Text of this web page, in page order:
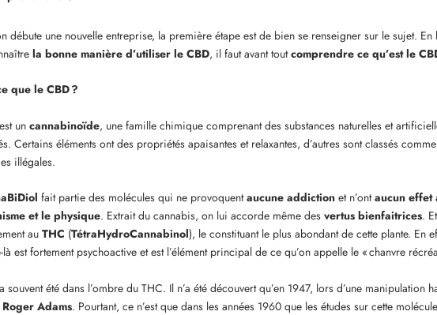
débute une nouvelle entreprise, la première étape est de bien se renseigner sur le sujet. En
la bonne manière d’utiliser le CBD, il faut avant toutcomprendre ce qu’est le
que le CBD ?
un cannabinoïde, une famille chimique comprenant des substances naturelles et
Certains éléments ont des propriétés apaisantes et relaxantes, d’autres sont classés
illégales.
fait partie des molécules qui ne provoquentaucune addiction et n’ontaucun effet
et le physique. Extrait du cannabis, on lui accorde même des vertus bienfaitrices.
auTHC (TétraHydroCannabinol), le constituant le plus abondant de cette plante. En
est fortement psychoactive et est l’élément principal de ce qu’on appelle le « chanvre
souvent été dans l’ombre du THC. Il n’a été découvert qu’en 1947, lors d’une manipulation
Roger Adams. Pourtant, ce n’est que dans les années 1960 que les études sur cette